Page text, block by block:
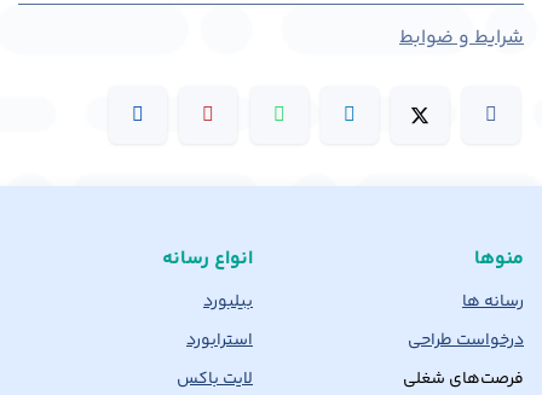
شرایط و ضوابط
منوها
رسانه ها
درخواست طراحی
فرصت‌های شغلی
انواع رسانه
بیلبورد
استرابورد
لایت باکس